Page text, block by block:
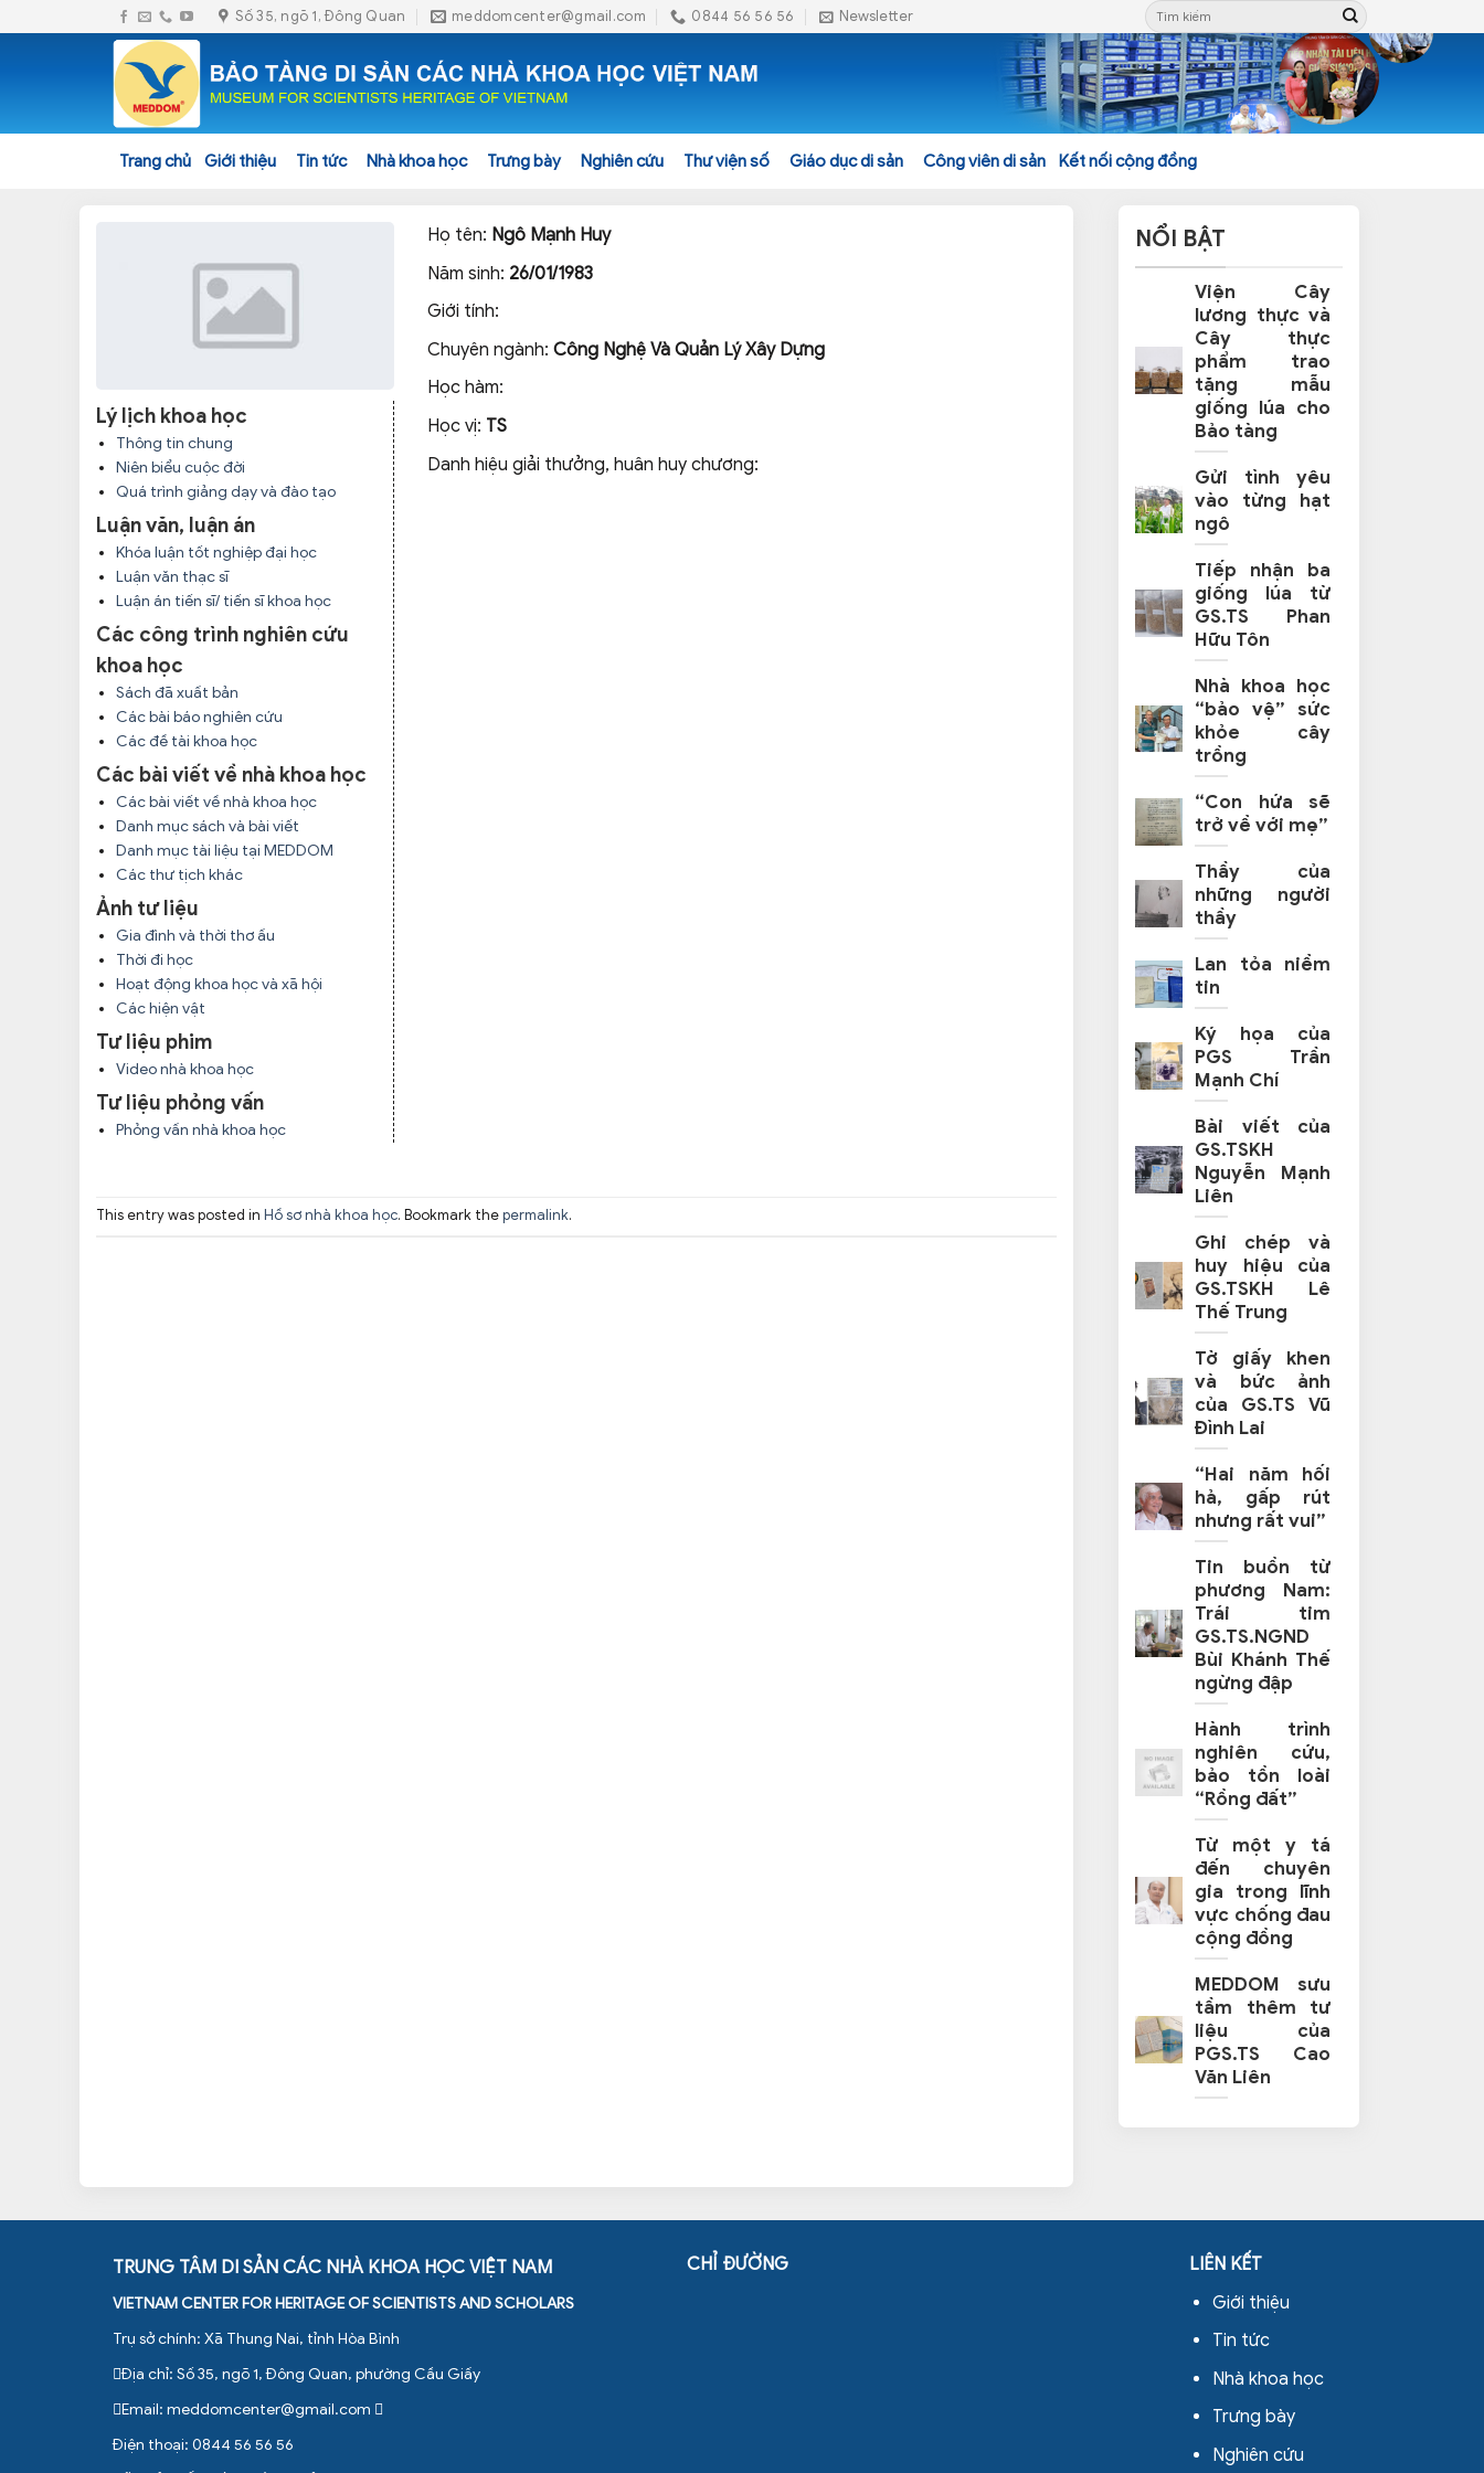
to
Số 35, ngõ 1, Đông Quan meddomcenter@gmail.com 0844 56 56 56 Newsletter
Trang chủ Giới thiệu Tin tức Nhà khoa học Trưng bày Nghiên cứu Thư viện số Giáo dục di sản Công viên di sản Kết nối cộng đồng
Lý lịch khoa học
Thông tin chung
Niên biểu cuộc đời
Quá trình giảng dạy và đào tạo
Luận văn, luận án
Khóa luận tốt nghiệp đại học
Luận văn thạc sĩ
Luận án tiến sĩ/ tiến sĩ khoa học
Các công trình nghiên cứu
khoa học
Sách đã xuất bản
Các bài báo nghiên cứu
Các đề tài khoa học
Các bài viết về nhà khoa học
Các bài viết về nhà khoa học
Danh mục sách và bài viết
Danh mục tài liệu tại MEDDOM
Các thư tịch khác
Ảnh tư liệu
Gia đình và thời thơ ấu
Thời đi học
Hoạt động khoa học và xã hội
Các hiện vật
Tư liệu phim
Video nhà khoa học
Tư liệu phỏng vấn
Phỏng vấn nhà khoa học
Họ tên: Ngô Mạnh Huy
Năm sinh: 26/01/1983
Giới tính:
Chuyên ngành: Công Nghệ Và Quản Lý Xây Dựng
Học hàm:
Học vị: TS
Danh hiệu giải thưởng, huân huy chương:
This entry was posted in Hồ sơ nhà khoa học. Bookmark thepermalink.
NỔI BẬT
Viện Cây
lương thực và
Cây thực
phẩm trao
tặng mẫu
giống lúa cho
Bảo tàng
Gửi tình yêu
vào từng hạt
ngô
Tiếp nhận ba
giống lúa từ
GS.TS Phan
Hữu Tôn
Nhà khoa học
“bảo vệ” sức
khỏe cây
trồng
“Con hứa sẽ
trở về với mẹ”
Thầy của
những người
thầy
Lan tỏa niềm
tin
Ký họa của
PGS Trần
Mạnh Chí
Bài viết của
GS.TSKH
Nguyễn Mạnh
Liên
Ghi chép và
huy hiệu của
GS.TSKH Lê
Thế Trung
Tờ giấy khen
và bức ảnh
của GS.TS Vũ
Đình Lai
“Hai năm hối
hả, gấp rút
nhưng rất vui”
Tin buồn từ
phương Nam:
Trái tim
GS.TS.NGND
Bùi Khánh Thế
ngừng đập
Hành trình
nghiên cứu,
bảo tồn loài
“Rồng đất”
Từ một y tá
đến chuyên
gia trong lĩnh
vực chống đau
cộng đồng
MEDDOM sưu
tầm thêm tư
liệu của
PGS.TS Cao
Văn Liên
TRUNG TÂM DI SẢN CÁC NHÀ KHOA HỌC VIỆT NAM
VIETNAM CENTER FOR HERITAGE OF SCIENTISTS AND SCHOLARS
Trụ sở chính: Xã Thung Nai, tỉnh Hòa Bình
Địa chỉ: Số 35, ngõ 1, Đông Quan, phường Cầu Giấy
Email: meddomcenter@gmail.com
Điện thoại: 0844 56 56 56
CHỈ ĐƯỜNG
LIÊN KẾT
Giới thiệu
Tin tức
Nhà khoa học
Trưng bày
Nghiên cứu